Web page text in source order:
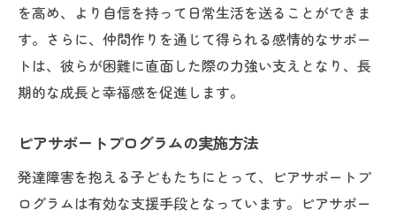
を高め、より自信を持って日常生活を送ることができま
す。さらに、仲間作りを通じて得られる感情的なサポー
トは、彼らが困難に直面した際の力強い支えとなり、長
期的な成長と幸福感を促進します。
ピアサポートプログラムの実施方法
発達障害を抱える子どもたちにとって、ピアサポートプ
ログラムは有効な支援手段となっています。ピアサポー